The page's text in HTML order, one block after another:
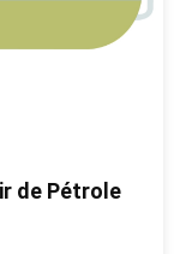
de Pétrole